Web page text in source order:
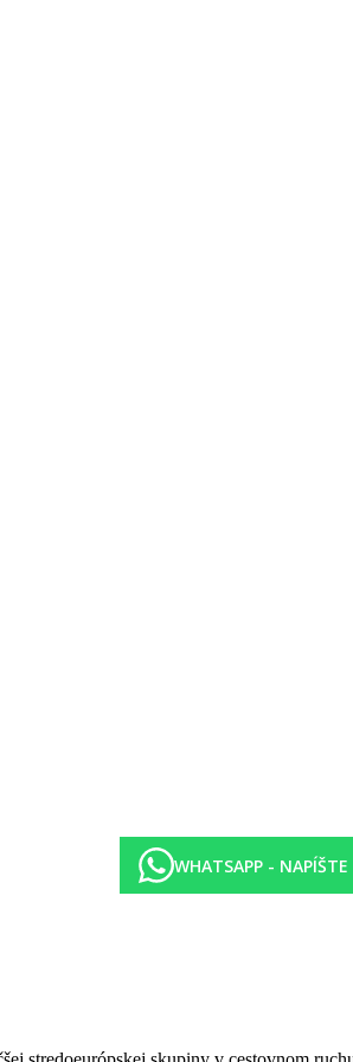
18 izieb, ktoré sa nachádzajú v hlavnej
parkovisko (zdarma) a zmenáreň. O
k dispozícii lehátka a slnečníky (zdarma).
Niektoré služby sú závislé od ročného
tenis (prípadne za poplatok). Ponuka
detskou postieľkou (zadarmo),
a tiež individuálne regulovateľnou
lôžkami, rozkladacou pohovkou, detskou
kanálmi a tiež individuálne
WHATSAPP -